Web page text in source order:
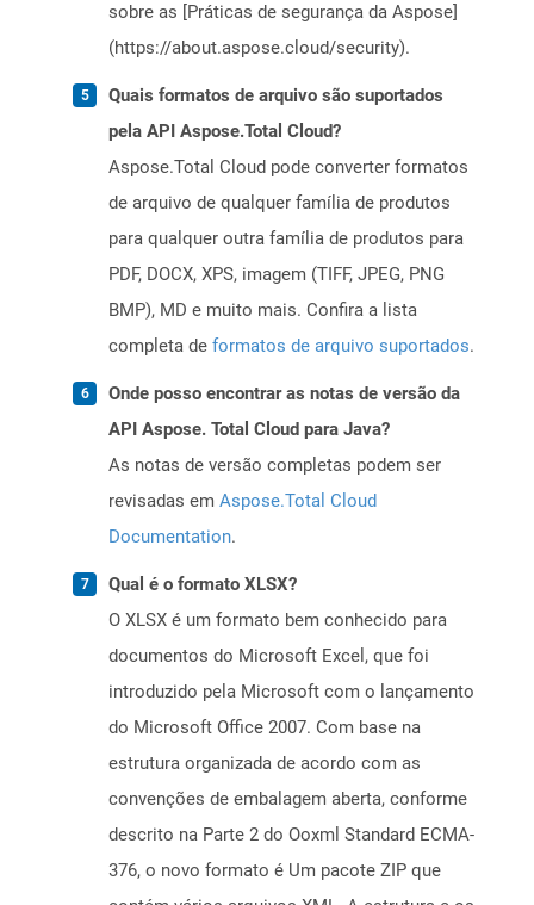
sobre as [Práticas de segurança da Aspose]
(https://about.aspose.cloud/security).
Quais formatos de arquivo são suportados
pela API Aspose.Total Cloud?
Aspose.Total Cloud pode converter formatos
de arquivo de qualquer família de produtos
para qualquer outra família de produtos para
PDF, DOCX, XPS, imagem (TIFF, JPEG, PNG
BMP), MD e muito mais. Confira a lista
completa de formatos de arquivo suportados.
Onde posso encontrar as notas de versão da
API Aspose. Total Cloud para Java?
As notas de versão completas podem ser
revisadas em Aspose.Total Cloud
Documentation.
Qual é o formato XLSX?
O XLSX é um formato bem conhecido para
documentos do Microsoft Excel, que foi
introduzido pela Microsoft com o lançamento
do Microsoft Office 2007. Com base na
estrutura organizada de acordo com as
convenções de embalagem aberta, conforme
descrito na Parte 2 do Ooxml Standard ECMA-
376, o novo formato é Um pacote ZIP que